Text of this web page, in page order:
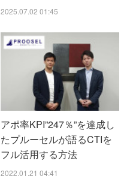
2025.07.02 01:45
アポ率KPI”247％”を達成し
たプルーセルが語るCTIを
フル活用する方法
2022.01.21 04:41